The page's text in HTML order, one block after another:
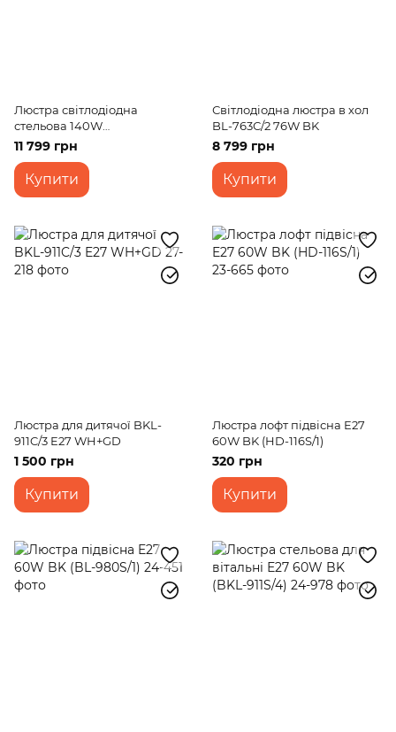
Люстра світлодіодна
стельова 140W
WW+NW+CW WH/BK (WBL-
11 799 грн
Купити
Світлодіодна люстра в хол
BL-763С/2 76W BK
8 799 грн
Купити
Люстра для дитячої BKL-
911C/3 E27 WH+GD
1 500 грн
Купити
Люстра лофт підвісна E27
60W BK (HD-116S/1)
320 грн
Купити